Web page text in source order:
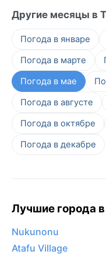
Другие месяцы в
Погода в январе
Погода в марте
Погода в мае
Погода в августе
Погода в октябре
Погода в декабре
Лучшие города
Nukunonu
Atafu Village